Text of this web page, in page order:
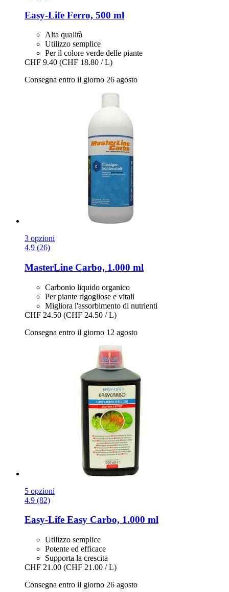
Easy-Life Ferro, 500 ml
Alta qualità
Utilizzo semplice
Per il colore verde delle piante
CHF 9.40 (CHF 18.80 / L)
Consegna entro il giorno 26 agosto
3 opzioni
4.9 (26)
MasterLine Carbo, 1.000 ml
Carbonio liquido organico
Per piante rigogliose e vitali
Migliora l'assorbimento di nutrienti
CHF 24.50 (CHF 24.50 / L)
Consegna entro il giorno 12 agosto
5 opzioni
4.9 (82)
Easy-Life Easy Carbo, 1.000 ml
Utilizzo semplice
Potente ed efficace
Supporta la crescita
CHF 21.00 (CHF 21.00 / L)
Consegna entro il giorno 26 agosto